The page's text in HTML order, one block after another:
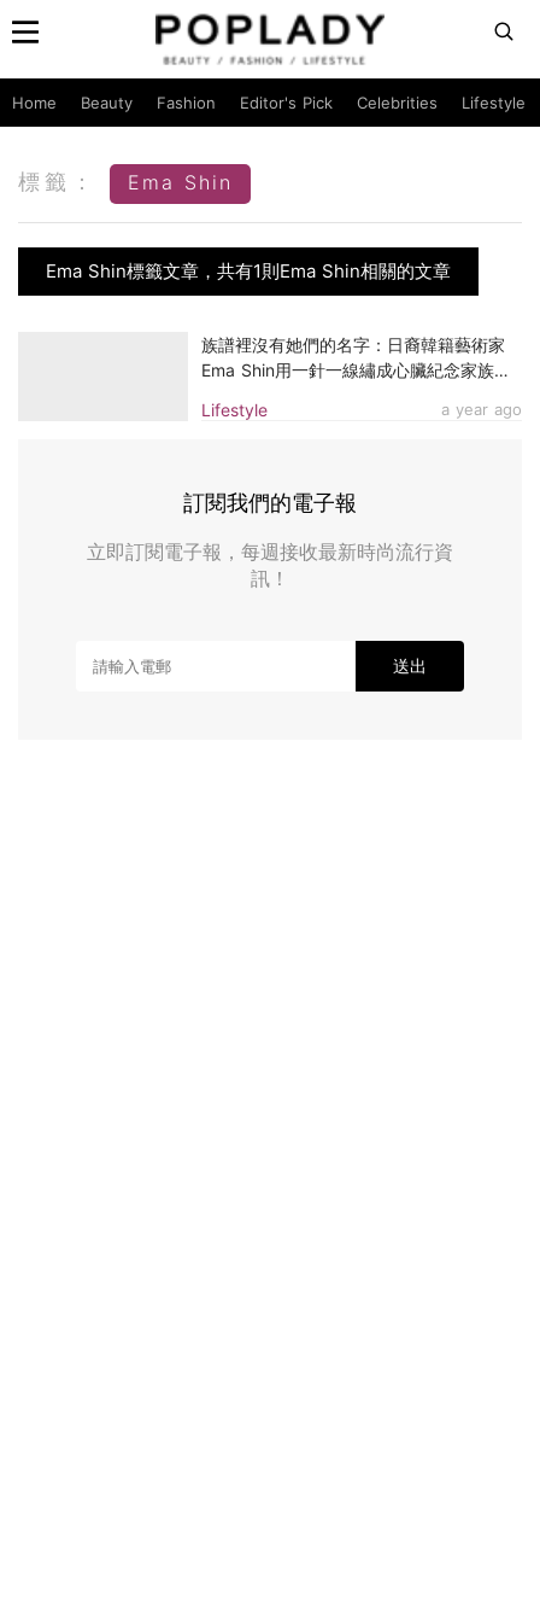
Home Beauty Fashion Editor's Pick Celebrities Lifestyle
標籤： Ema Shin
Ema Shin標籤文章，共有1則Ema Shin相關的文章
Lifestyle a year ago
族譜裡沒有她們的名字：日裔韓籍藝術家
Ema Shin用一針一線繡成心臟紀念家族消
訂閱我們的電子報
立即訂閱電子報，每週接收最新時尚流行資
訊！
送出